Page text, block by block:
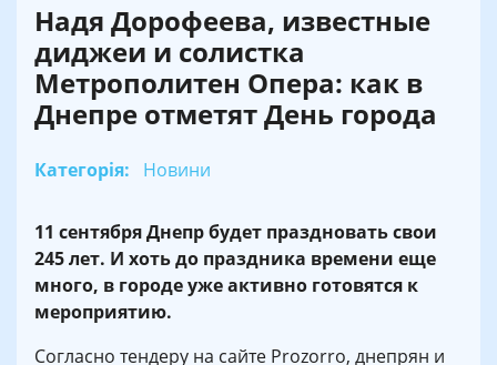
Надя Дорофеева, известные
диджеи и солистка
Метрополитен Опера: как в
Днепре отметят День города
Категорія: Новини
11 сентября Днепр будет праздновать свои
245 лет. И хоть до праздника времени еще
много, в городе уже активно готовятся к
мероприятию.
Согласно тендеру на сайте Prozorro, днепрян и